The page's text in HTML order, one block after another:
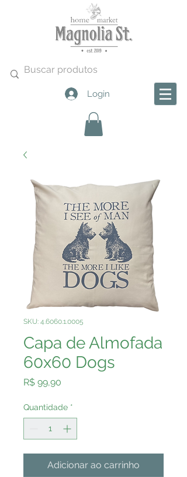
Login
SKU: 4.6060.1.0005
Capa de Almofada
60x60 Dogs
R$ 99,90
Quantidade *
Adicionar ao carrinho